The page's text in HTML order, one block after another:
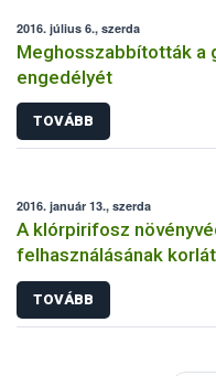
2016. július 6., szerda
Meghosszabbították a
engedélyét
TOVÁBB
2016. január 13., szerda
A klórpirifosz
felhasználásának
TOVÁBB